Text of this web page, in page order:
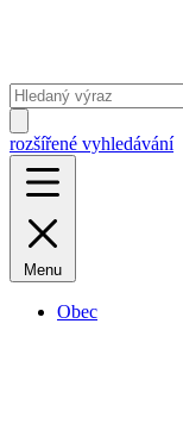
rozšířené vyhledávání
Menu
Obec